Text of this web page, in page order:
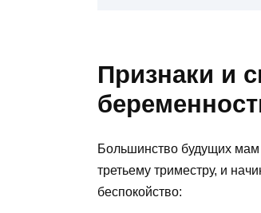
Признаки и
Большинство будущих мам
третьему триместру, и
беспокойство: